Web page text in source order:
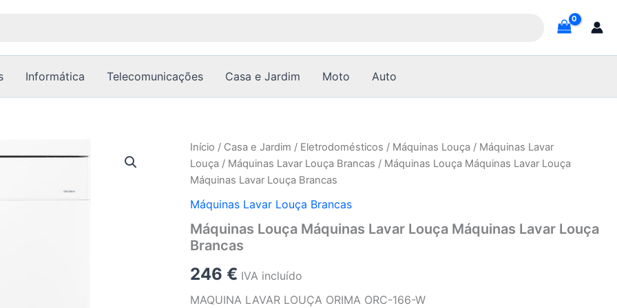
Informática Telecomunicações Casa e Jardim Moto Auto
Início / Casa e Jardim / Eletrodomésticos / Máquinas Louça / Máquinas Lavar
Louça / Máquinas Lavar Louça Brancas / Máquinas Louça Máquinas Lavar Louça
Máquinas Lavar Louça Brancas
Máquinas Lavar Louça Brancas
Máquinas Louça Máquinas Lavar Louça Máquinas Lavar Louça
Brancas
246€ IVA incluído
MAQUINA LAVAR LOUÇA ORIMA ORC-166-W
Quantidade
de
Máquinas
Louça
Máquinas
Lavar
Louça
Máquinas
Lavar
Louça
Brancas